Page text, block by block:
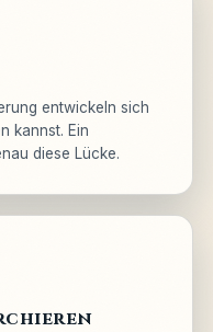
entwickeln sich
kannst. Ein
diese Lücke.